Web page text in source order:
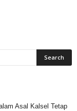
Asal Kalsel Tetap